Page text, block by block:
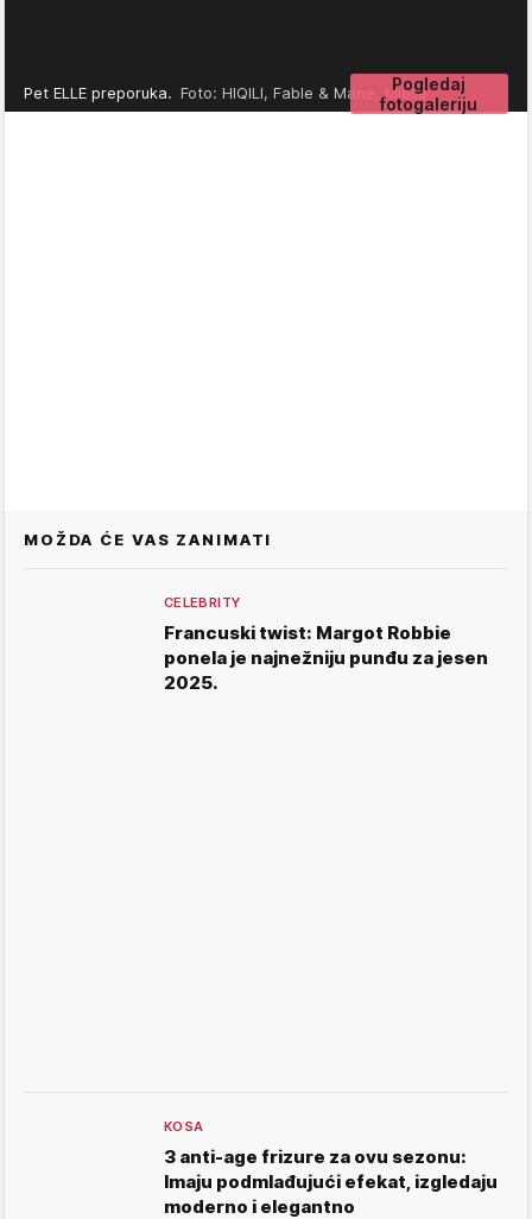
Pogledaj
fotogaleriju
Pet ELLE preporuka. Foto: HIQILI, Fable & Mane, Mielle
MOŽDA ĆE VAS ZANIMATI
CELEBRITY
Francuski twist: Margot Robbie
ponela je najnežniju punđu za jesen
2025.
KOSA
3 anti-age frizure za ovu sezonu:
Imaju podmlađujući efekat, izgledaju
moderno i elegantno